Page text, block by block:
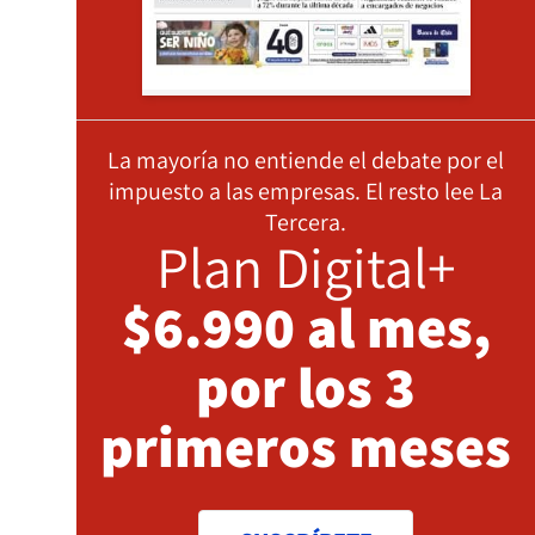
La mayoría no entiende el debate por el
impuesto a las empresas. El resto lee La
Tercera.
Plan Digital+
$6.990 al mes,
por los 3
primeros meses